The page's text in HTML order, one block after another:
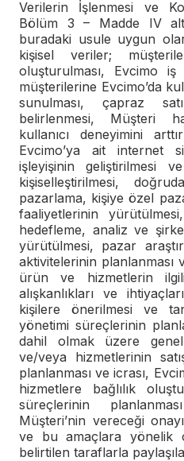
Verilerin İşlenmesi ve
Bölüm 3 – Madde IV
buradaki usule uygun
kişisel veriler;
oluşturulması, Evcimo
müşterilerine Evcimo’da
sunulması, çapraz
belirlenmesi, Müşteri
kullanıcı deneyimini
Evcimo’ya ait internet
işleyişinin geliştirilmesi
kişiselleştirilmesi,
pazarlama, kişiye özel
faaliyetlerinin
hedefleme, analiz ve
yürütülmesi, pazar
aktivitelerinin planlanması
ürün ve hizmetlerin
alışkanlıkları ve
kişilere önerilmesi ve
yönetimi süreçlerinin
dahil olmak üzere
ve/veya hizmetlerinin
planlanması ve icrası,
hizmetlere bağlılık
süreçlerinin
Müşteri’nin vereceği
ve bu amaçlara yönelik
belirtilen taraflarla